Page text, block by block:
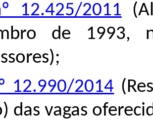
12.425/2011
de 1993,
12.990/2014
das vagas